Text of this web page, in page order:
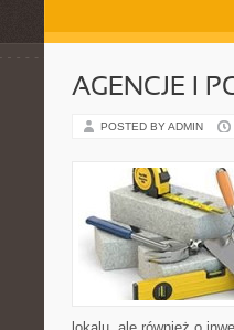
AGENCJE I
POSTED BY ADMIN